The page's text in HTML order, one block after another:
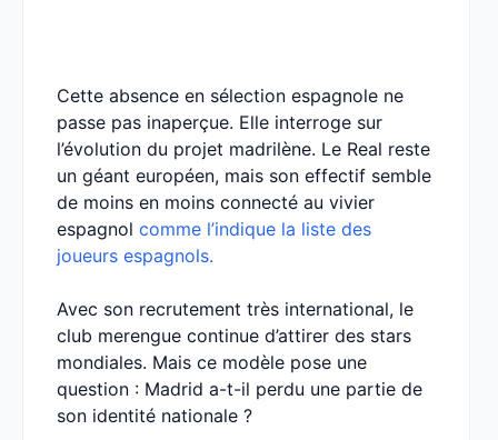
Cette absence en sélection espagnole ne
passe pas inaperçue. Elle interroge sur
l’évolution du projet madrilène. Le Real reste
un géant européen, mais son effectif semble
de moins en moins connecté au vivier
espagnol comme l’indique la liste des
joueurs espagnols.
Avec son recrutement très international, le
club merengue continue d’attirer des stars
mondiales. Mais ce modèle pose une
question : Madrid a-t-il perdu une partie de
son identité nationale ?